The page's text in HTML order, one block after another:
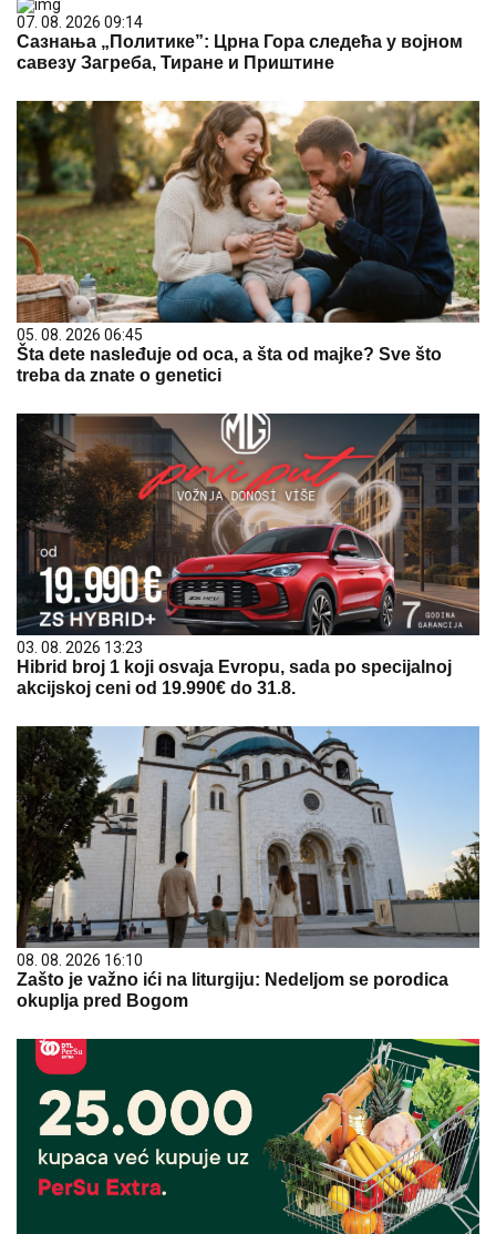
07. 08. 2026 09:14
Сазнања „Политике”: Црна Гора следећа у војном
савезу Загреба, Тиране и Приштине
05. 08. 2026 06:45
Šta dete nasleđuje od oca, a šta od majke? Sve što
treba da znate o genetici
03. 08. 2026 13:23
Hibrid broj 1 koji osvaja Evropu, sada po specijalnoj
akcijskoj ceni od 19.990€ do 31.8.
08. 08. 2026 16:10
Zašto je važno ići na liturgiju: Nedeljom se porodica
okuplja pred Bogom